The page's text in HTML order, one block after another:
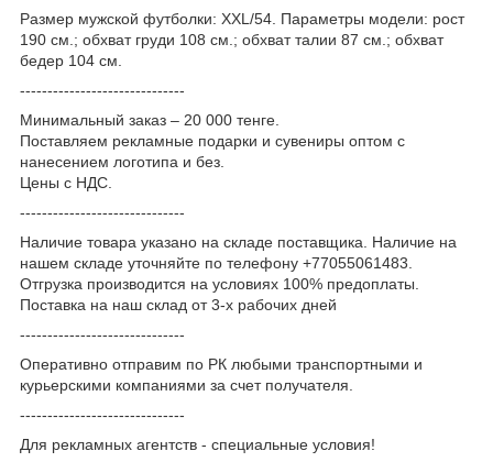
Размер мужской футболки: XXL/54. Параметры модели: рост
190 см.; обхват груди 108 см.; обхват талии 87 см.; обхват
бедер 104 см.
------------------------------
Минимальный заказ – 20 000 тенге.
Поставляем рекламные подарки и сувениры оптом с
нанесением логотипа и без.
Цены с НДС.
------------------------------
Наличие товара указано на складе поставщика. Наличие на
нашем складе уточняйте по телефону +77055061483.
Отгрузка производится на условиях 100% предоплаты.
Поставка на наш склад от 3-x рабочих дней
------------------------------
Оперативно отправим по РК любыми транспортными и
курьерскими компаниями за счет получателя.
------------------------------
Для рекламных агентств - специальные условия!